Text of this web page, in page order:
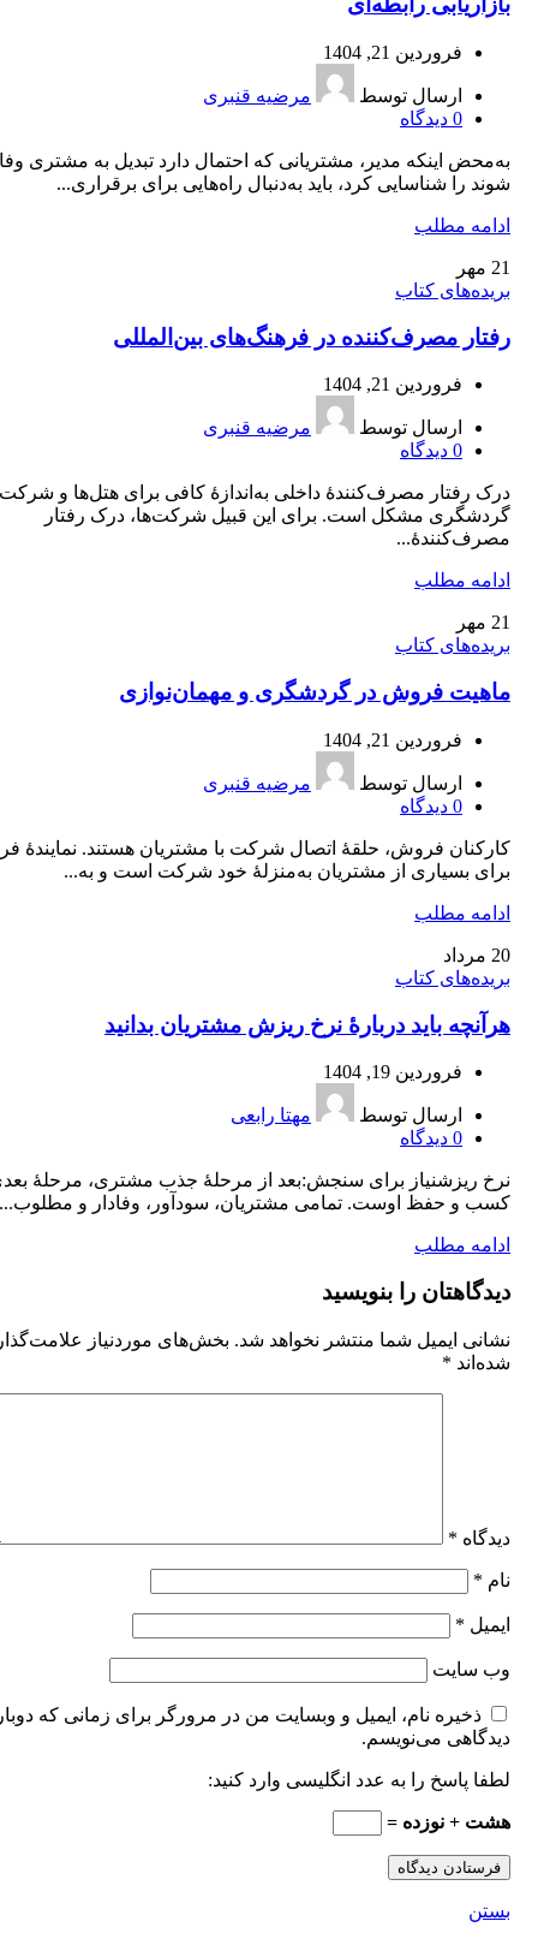
فروردین 21, 1404
ارسال توسط
مرضیه قنبری
0 دیدگاه
به‌محض اینکه مدیر، مشتریانی که احتمال دارد تبدیل به مشتری
شوند را شناسایی کرد، باید به‌دنبال راه‌هایی برای برقراری...
ادامه مطلب
21 مهر
بریده‌های کتاب
رفتار مصرف‌کننده در فرهنگ‌های بین‌المللی
فروردین 21, 1404
ارسال توسط
مرضیه قنبری
0 دیدگاه
درک رفتار مصرف‌کنندۀ داخلی به‌اندازۀ کافی برای هتل‌ها و
گردشگری مشکل است. برای این قبیل شرکت‌ها، درک رفتار
مصرف‌کنندۀ...
ادامه مطلب
21 مهر
بریده‌های کتاب
ماهیت فروش در گردشگری و مهمان‌نوازی
فروردین 21, 1404
ارسال توسط
مرضیه قنبری
0 دیدگاه
کارکنان فروش، حلقۀ اتصال شرکت با مشتریان هستند. نمایندۀ
برای بسیاری از مشتریان به‌منزلۀ خود شرکت است و به...
ادامه مطلب
20 مرداد
بریده‌های کتاب
هرآنچه باید دربارۀ نرخ ریزش مشتریان بدانید
فروردین 19, 1404
ارسال توسط
مهتا رابعی
0 دیدگاه
نرخ ریزشنیاز برای سنجش:بعد از مرحلۀ جذب مشتری، مرحلۀ
کسب و حفظ اوست. تمامی مشتریان، سودآور، وفادار و مطلوب...
ادامه مطلب
دیدگاهتان را بنویسید
نشانی ایمیل شما منتشر نخواهد شد. بخش‌های موردنیاز
شده‌اند *
دیدگاه *
نام *
ایمیل *
وب‌ سایت
ذخیره نام، ایمیل و وبسایت من در مرورگر برای زمانی که
دیدگاهی می‌نویسم.
لطفا پاسخ را به عدد انگلیسی وارد کنید:
هشت + نوزده =
بستن